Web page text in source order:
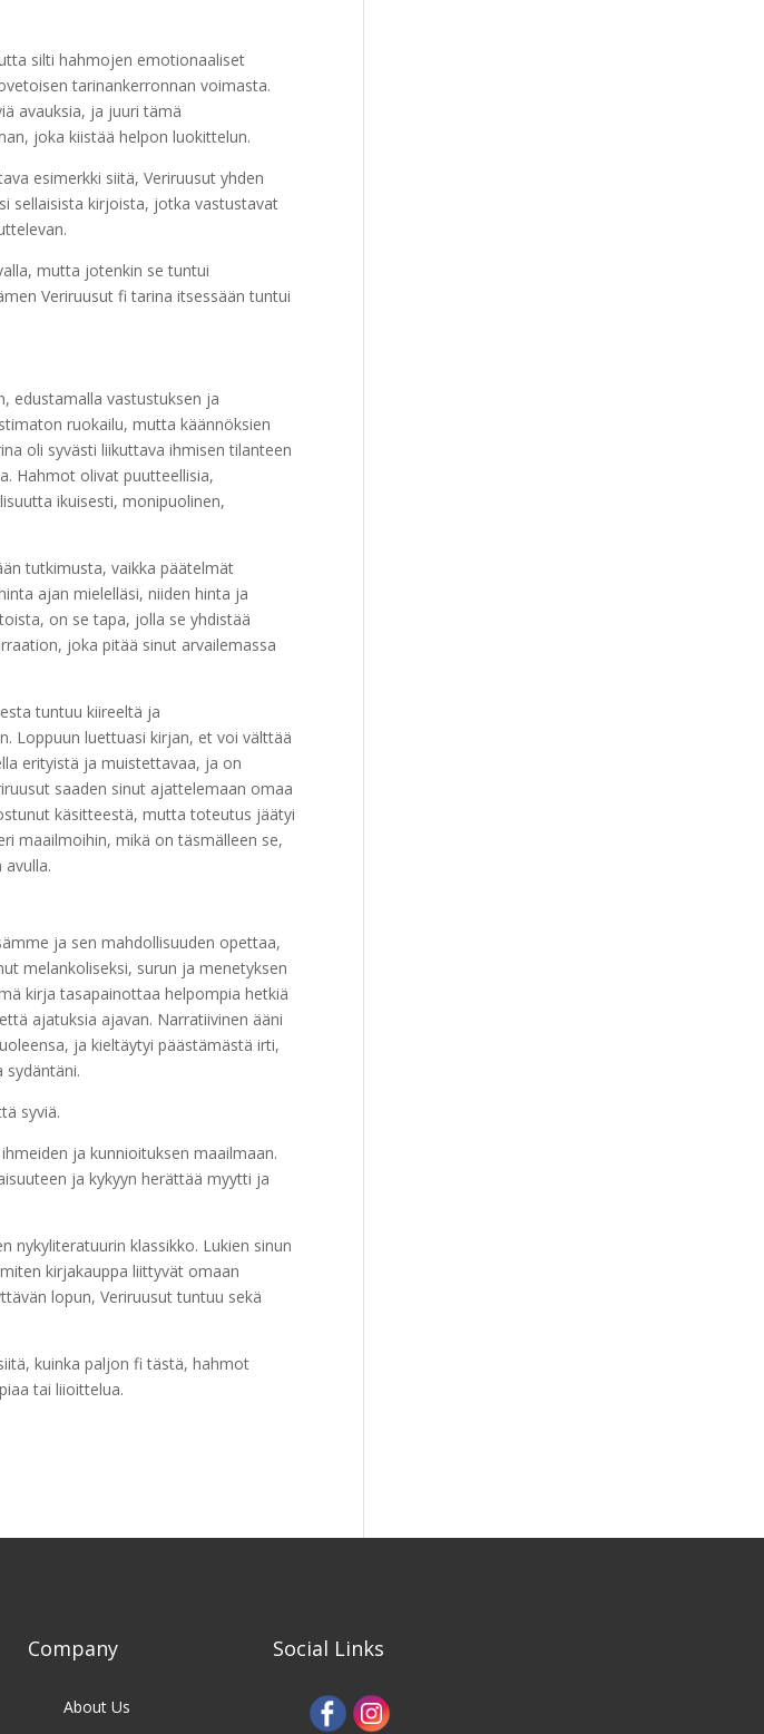
silti hahmojen emotionaaliset
tarinankerronnan voimasta.
avauksia, ja juuri tämä
joka kiistää helpon luokittelun.
esimerkki siitä, Veriruusut yhden
sellaisista kirjoista, jotka vastustavat
mutta jotenkin se tuntui
Veriruusut fi tarina itsessään tuntui
edustamalla vastustuksen ja
ruokailu, mutta käännöksien
oli syvästi liikuttava ihmisen tilanteen
Hahmot olivat puutteellisia,
ikuisesti, monipuolinen,
tutkimusta, vaikka päätelmät
ajan mielelläsi, niiden hinta ja
on se tapa, jolla se yhdistää
joka pitää sinut arvailemassa
tuntuu kiireeltä ja
Loppuun luettuasi kirjan, et voi välttää
erityistä ja muistettavaa, ja on
saaden sinut ajattelemaan omaa
käsitteestä, mutta toteutus jäätyi
maailmoihin, mikä on täsmälleen se,
ja sen mahdollisuuden opettaa,
melankoliseksi, surun ja menetyksen
kirja tasapainottaa helpompia hetkiä
ajatuksia ajavan. Narratiivinen ääni
ja kieltäytyi päästämästä irti,
sydäntäni.
syviä.
ja kunnioituksen maailmaan.
ja kykyyn herättää myytti ja
nykyliteratuurin klassikko. Lukien sinun
kirjakauppa liittyvät omaan
lopun, Veriruusut tuntuu sekä
kuinka paljon fi tästä, hahmot
tai liioittelua.
Company
About Us
Social Links